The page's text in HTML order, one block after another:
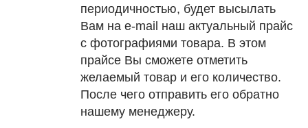
периодичностью, будет высылать
Вам на e-mail наш актуальный прайс
с фотографиями товара. В этом
прайсе Вы сможете отметить
желаемый товар и его количество.
После чего отправить его обратно
нашему менеджеру.